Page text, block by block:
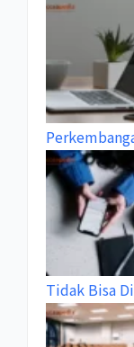
Tidak Bisa